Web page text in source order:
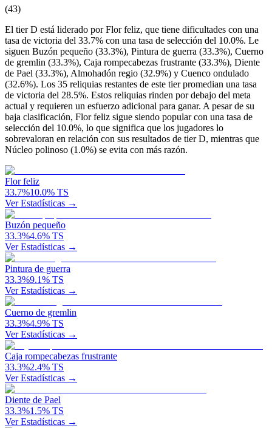
(43)
El tier D está liderado por Flor feliz, que tiene dificultades con una
tasa de victoria del 33.7% con una tasa de selección del 10.0%. Le
siguen Buzón pequeño (33.3%), Pintura de guerra (33.3%), Cuerno
de gremlin (33.3%), Caja rompecabezas frustrante (33.3%), Diente
de Pael (33.3%), Almohadón regio (32.9%) y Cuenco ondulado
(32.6%). Los 35 reliquias restantes de este tier promedian una tasa
de victoria del 28.5%. Estos reliquias rinden por debajo del meta
actual y requieren un esfuerzo adicional para ganar. A pesar de su
baja clasificación, Flor feliz sigue siendo popular con una tasa de
selección del 10.0%, lo que significa que los jugadores lo
sobrevaloran en relación con sus resultados de tier D, mientras que
Núcleo polinoso (1.0%) se evita con más razón.
Flor feliz
33.7%10.0% TS
Ver Estadísticas →
Buzón pequeño
33.3%4.6% TS
Ver Estadísticas →
Pintura de guerra
33.3%9.1% TS
Ver Estadísticas →
Cuerno de gremlin
33.3%4.9% TS
Ver Estadísticas →
Caja rompecabezas frustrante
33.3%2.4% TS
Ver Estadísticas →
Diente de Pael
33.3%1.5% TS
Ver Estadísticas →